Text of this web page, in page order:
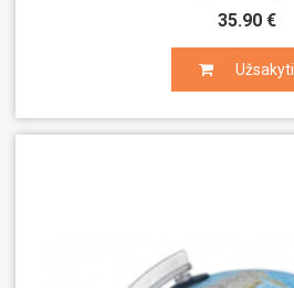
35.90 €
Užsakyti
Užsakyti